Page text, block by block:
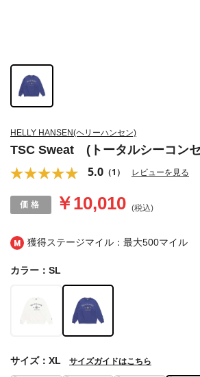
獲得ステージマイル：最大500マイル
HELLY HANSEN(ヘリーハンセン)
TSC Sweat (トータルシーコン
5.0 （1） レビューを見る
￥10,010 (税込)
カラー：SL
サイズ：XL サイズガイドはこちら